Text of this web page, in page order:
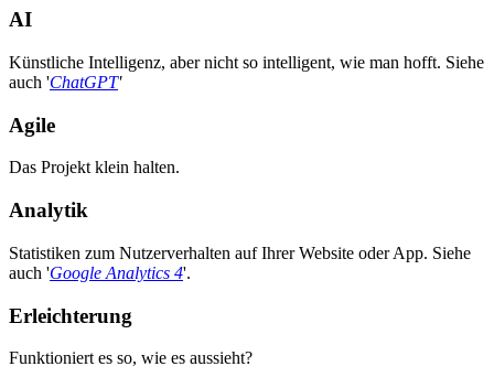
AI
Künstliche Intelligenz, aber nicht so intelligent, wie man hofft. Siehe
auch 'ChatGPT'
Agile
Das Projekt klein halten.
Analytik
Statistiken zum Nutzerverhalten auf Ihrer Website oder App. Siehe
auch 'Google Analytics 4'.
Erleichterung
Funktioniert es so, wie es aussieht?